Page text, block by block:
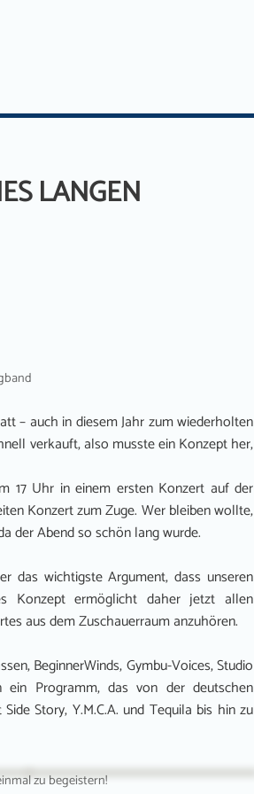
LANGEN
– auch in diesem Jahr zum wiederholten
verkauft, also musste ein Konzept her,
17 Uhr in einem ersten Konzert auf der
Konzert zum Zuge. Wer bleiben wollte,
der Abend so schön lang wurde.
das wichtigste Argument, dass unseren
Konzept ermöglicht daher jetzt allen
aus dem Zuschauerraum anzuhören.
BeginnerWinds, Gymbu-Voices, Studio
Programm, das von der deutschen
Story, Y.M.C.A. und Tequila bis hin zu
zu begeistern!